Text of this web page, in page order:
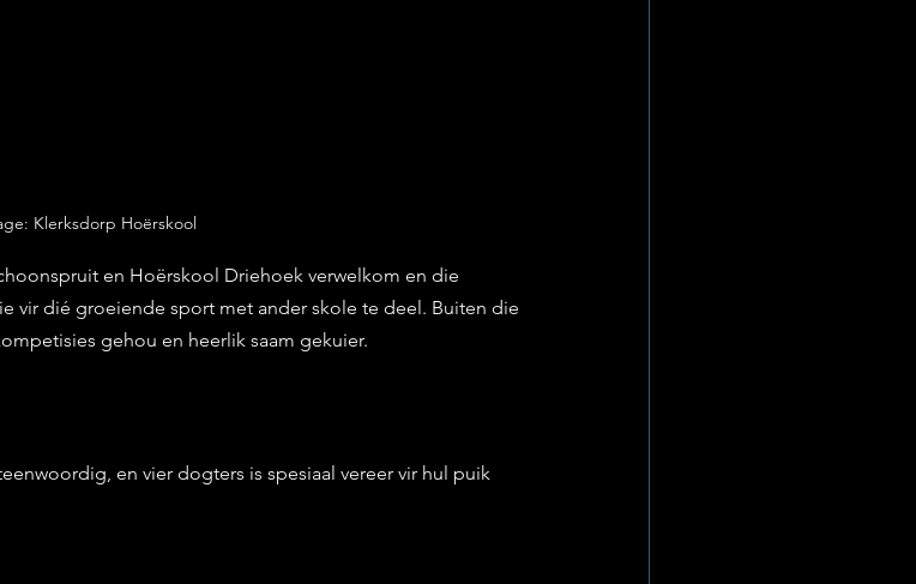
Klerksdorp Hoërskool
en Hoërskool Driehoek verwelkom en die
vir dié groeiende sport met ander skole te deel. Buiten die
gehou en heerlik saam gekuier.
en vier dogters is spesiaal vereer vir hul puik